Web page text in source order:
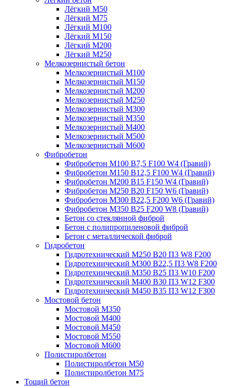
Лёгкий М50
Лёгкий М75
Лёгкий М100
Лёгкий М150
Лёгкий М200
Лёгкий М250
Мелкозернистый бетон
Мелкозернистый М100
Мелкозернистый М150
Мелкозернистый М200
Мелкозернистый М250
Мелкозернистый М300
Мелкозернистый М350
Мелкозернистый М400
Мелкозернистый М500
Мелкозернистый М600
Фибробетон
Фибробетон М100 B7,5 F100 W4 (Гравий)
Фибробетон М150 B12,5 F100 W4 (Гравий)
Фибробетон М200 B15 F150 W4 (Гравий)
Фибробетон М250 B20 F150 W6 (Гравий)
Фибробетон М300 B22,5 F200 W6 (Гравий)
Фибробетон М350 B25 F200 W8 (Гравий)
Бетон со стеклянной фиброй
Бетон с полипропиленовой фиброй
Бетон с металлической фиброй
Гидробетон
Гидротехнический М250 B20 П3 W8 F200
Гидротехнический М300 B22,5 П3 W8 F200
Гидротехнический М350 B25 П3 W10 F200
Гидротехнический М400 B30 П3 W12 F300
Гидротехнический М450 B35 П3 W12 F300
Мостовой бетон
Мостовой М350
Мостовой М400
Мостовой М450
Мостовой М550
Мостовой М600
Полистиролбетон
Полистиролбетон М50
Полистиролбетон М75
Тощий бетон